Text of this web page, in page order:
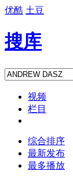
优酷 土豆
搜库
视频
栏目
综合排序
最新发布
最多播放